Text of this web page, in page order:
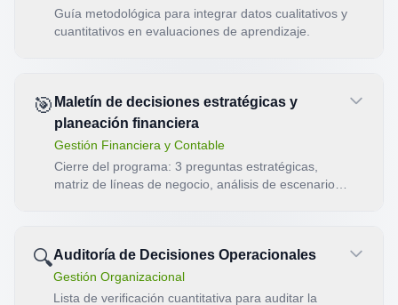
Guía metodológica para integrar datos cualitativos y
cuantitativos en evaluaciones de aprendizaje.
🎯 Maletín de decisiones estratégicas y
planeación financiera
Gestión Financiera y Contable
Cierre del programa: 3 preguntas estratégicas,
matriz de líneas de negocio, análisis de escenarios
🔍Auditoría de Decisiones Operacionales
Gestión Organizacional
Lista de verificación cuantitativa para auditar la